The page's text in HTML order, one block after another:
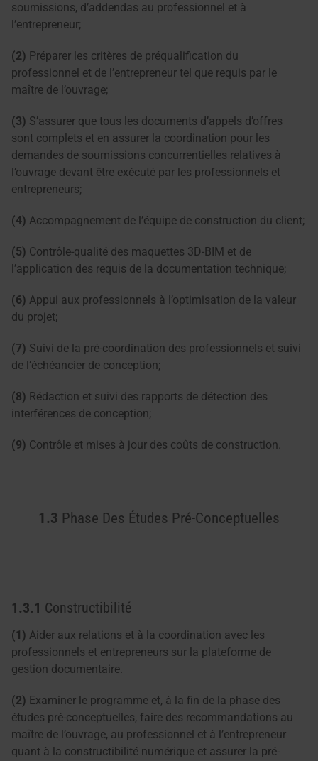
soumissions, d’addendas au professionnel et à
l’entrepreneur;
(2) Préparer les critères de préqualification du
professionnel et de l’entrepreneur tel que requis par le
maître de l’ouvrage;
(3) S’assurer que tous les documents d’appels d’offres
sont complets et en assurer la coordination pour les
demandes de soumissions concurrentielles relatives à
l’ouvrage devant être exécuté par les professionnels et
entrepreneurs;
(4) Accompagnement de l’équipe de construction du client;
(5) Contrôle-qualité des maquettes 3D-BIM et de
l’application des requis de la documentation technique;
(6) Appui aux professionnels à l’optimisation de la valeur
du projet;
(7) Suivi de la pré-coordination des professionnels et suivi
de l’échéancier de conception;
(8) Rédaction et suivi des rapports de détection des
interférences de conception;
(9) Contrôle et mises à jour des coûts de construction.
1.3 Phase Des Études Pré-Conceptuelles
1.3.1 Constructibilité
(1) Aider aux relations et à la coordination avec les
professionnels et entrepreneurs sur la plateforme de
gestion documentaire.
(2) Examiner le programme et, à la fin de la phase des
études pré-conceptuelles, faire des recommandations au
maître de l’ouvrage, au professionnel et à l’entrepreneur
quant à la constructibilité numérique et assurer la pré-